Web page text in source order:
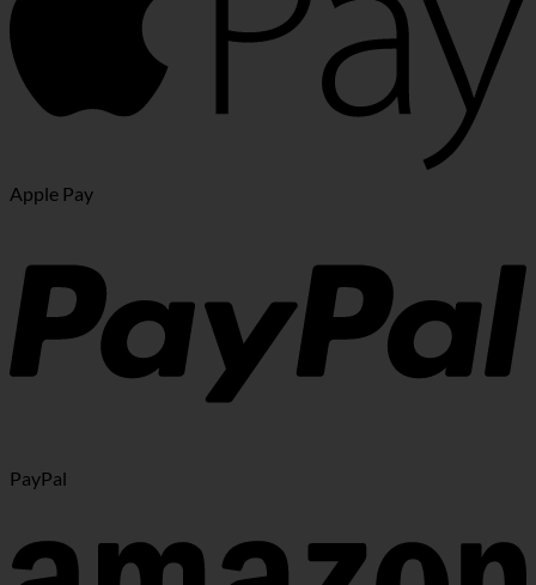
Apple Pay
PayPal